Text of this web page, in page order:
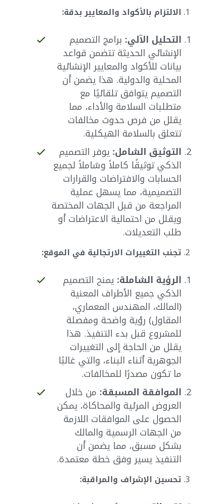
الالتزام بالأكواد والمعايير بدقة:
التحليل الآلي: برامج التصميم
الإنشائي الحديثة تتضمن قواعد
بيانات للأكواد والمعايير الإنشائية
المحلية والدولية. هذا يضمن أن
التصميم يتوافق تلقائيًا مع
متطلبات السلامة والأداء، مما
يقلل من فرص حدوث مخالفات
تتعلق بالسلامة الهيكلية.
التوثيق الشامل: يوفر التصميم
الذكي توثيقًا كاملاً وشاملاً لجميع
الحسابات والافتراضات والقرارات
التصميمية، مما يسهل عملية
المراجعة من قبل الجهات المختصة
ويقلل من احتمالية الاعتراضات أو
طلب التعديلات.
تجنب التغييرات الارتجالية في الموقع:
الرؤية الشاملة: يمنح التصميم
الذكي جميع الأطراف المعنية
(المالك، المهندس المعماري،
المقاول) رؤية واضحة ومفصلة
للمشروع قبل بدء التنفيذ. هذا
يقلل من الحاجة إلى التغييرات
الجوهرية أثناء البناء، والتي غالبًا
ما تكون مصدرًا للمخالفات.
الموافقة المسبقة: من خلال
العروض المرئية والمحاكاة، يمكن
الحصول على الموافقات اللازمة
من الجهات الرسمية والمالك
بشكل مسبق، مما يضمن أن
التنفيذ يسير وفق خطة معتمدة.
تحسين الإشراف والمراقبة: